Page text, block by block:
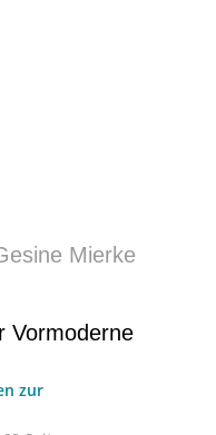
Mierke
Vormoderne
zur